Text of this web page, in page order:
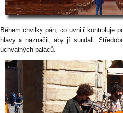
Během chvilky pán, co uvnitř kontroluje
hlavy a naznačil, aby jí sundali.
úchvatných paláců.